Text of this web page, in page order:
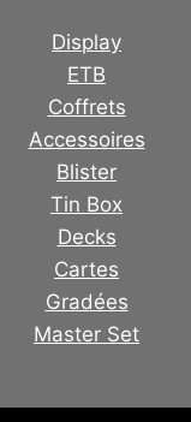
Display
ETB
Coffrets
Accessoires
Blister
Tin Box
Decks
Cartes
Gradées
Master Set